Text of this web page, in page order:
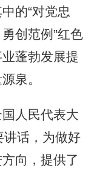
的“对党忠
创范例”红色
蓬勃发展提
泉。
人民代表大
话，为做好
向，提供了